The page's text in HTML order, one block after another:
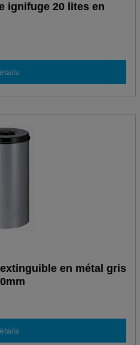
ignifuge 20 lites en
en métal gris